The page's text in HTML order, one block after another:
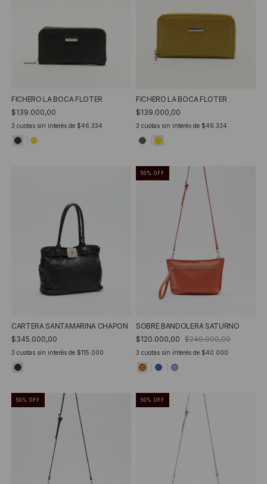
FICHERO LA BOCA FLOTER
$139.000,00
3 cuotas sin interés de $46.334
FICHERO LA BOCA FLOTER
$139.000,00
3 cuotas sin interés de $46.334
CARTERA SANTAMARINA CHAPON
$345.000,00
3 cuotas sin interés de $115.000
50 % OFF
SOBRE BANDOLERA SATURNO
$120.000,00 $240.000,00
3 cuotas sin interés de $40.000
50 % OFF 50 % OFF